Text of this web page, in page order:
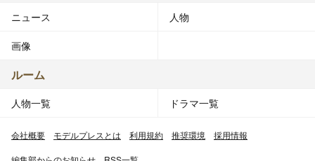
ニュース 人物
画像
ルーム
人物一覧 ドラマ一覧
会社概要 モデルプレスとは 利用規約 推奨環境 採用情報